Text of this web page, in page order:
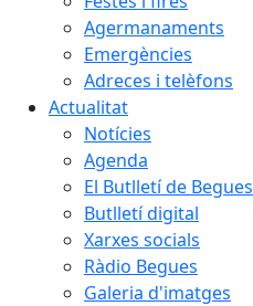
Agermanaments
Emergències
Adreces i telèfons
Actualitat
Notícies
Agenda
El Butlletí de Begues
Butlletí digital
Xarxes socials
Ràdio Begues
Galeria d'imatges